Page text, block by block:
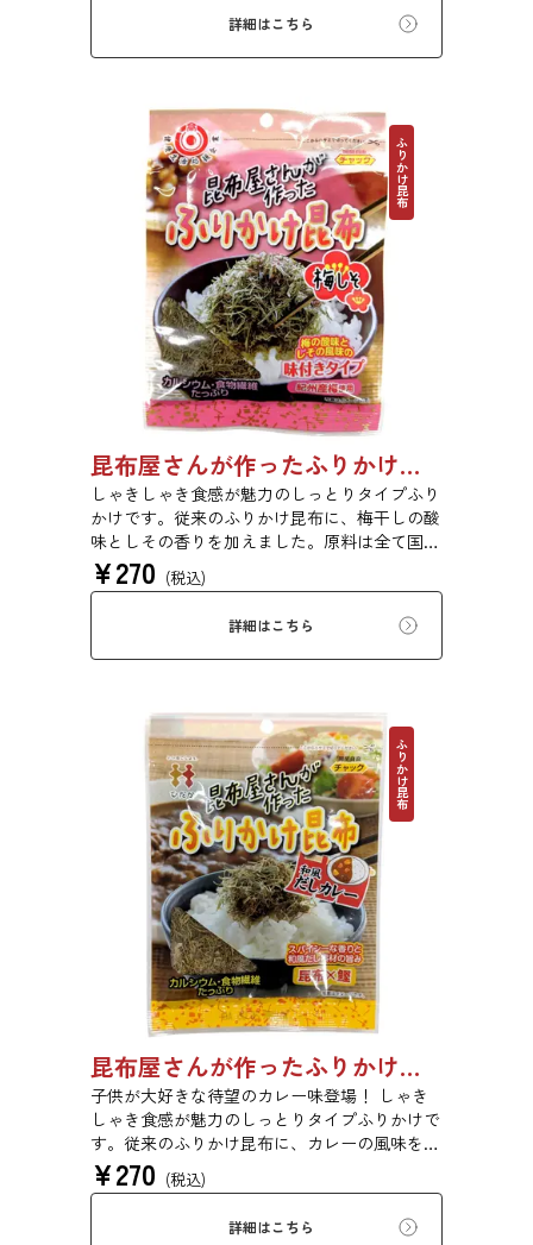
詳細はこちら
ふりかけ昆布
昆布屋さんが作ったふりかけ昆布梅しそ 25g 単品 5袋セット 20袋セット 6834
しゃきしゃき食感が魅力のしっとりタイプふり
かけです。従来のふりかけ昆布に、梅干しの酸
味としその香りを加えました。原料は全て国内
産を使用し、梅は和歌山県紀州産を使用してい
ます。梅干しらしい味と風味にこだわりまし
¥270 (税込)
詳細はこちら
ふりかけ昆布
昆布屋さんが作ったふりかけ昆布和風だしカレー 30g 単品 5袋セット 20袋セット 6988
子供が大好きな待望のカレー味登場！ しゃき
しゃき食感が魅力のしっとりタイプふりかけで
す。従来のふりかけ昆布に、カレーの風味を加
えました。さらに、鰹といった他の和風だし原
料も加え、だしカレー風に仕上げました。昆布
¥270 (税込)
詳細はこちら